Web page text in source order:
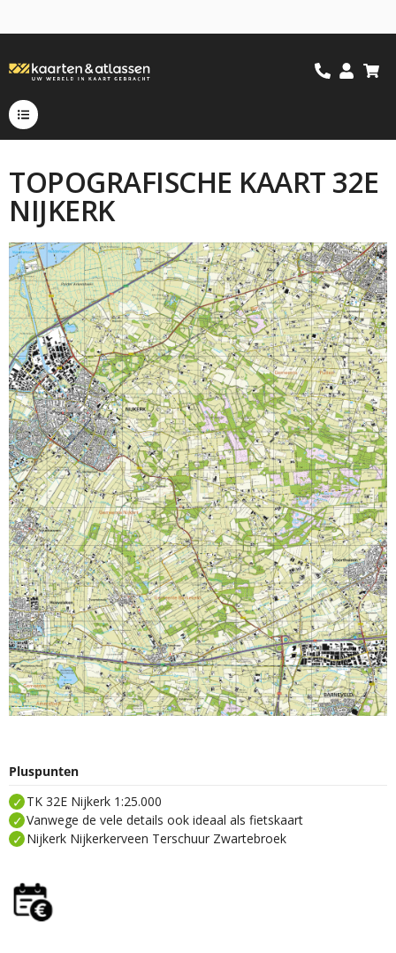
TOPOGRAFISCHE KAART 32E
NIJKERK
Pluspunten
TK 32E Nijkerk 1:25.000
Vanwege de vele details ook ideaal als fietskaart
Nijkerk Nijkerkerveen Terschuur Zwartebroek